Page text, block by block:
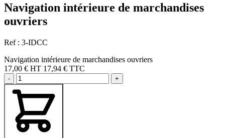
Navigation intérieure de marchandises
ouvriers
Ref : 3-IDCC
Navigation intérieure de marchandises ouvriers
17,00 € HT 17,94 € TTC
- +